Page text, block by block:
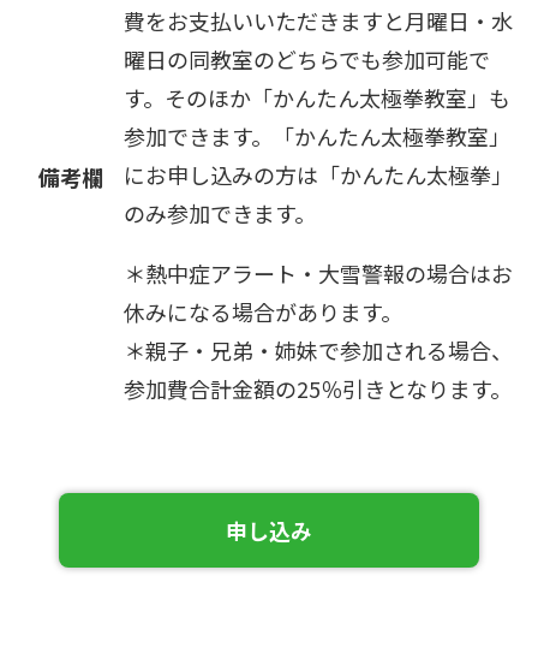
備考欄
費をお支払いいただきますと月曜日・水
曜日の同教室のどちらでも参加可能で
す。そのほか「かんたん太極拳教室」も
参加できます。「かんたん太極拳教室」
にお申し込みの方は「かんたん太極拳」
のみ参加できます。
＊熱中症アラート・大雪警報の場合はお
休みになる場合があります。
＊親子・兄弟・姉妹で参加される場合、
参加費合計金額の25％引きとなります。
申し込み